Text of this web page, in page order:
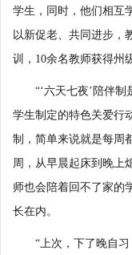
学生，同时，他们相互
以新促老、共同进步，
训，10余名教师获得州
“‘六天七夜’陪伴制
学生制定的特色关爱行
制，简单来说就是每周
周，从早晨起床到晚上
师也会陪着回不了家的
长在内。
“上次，下了晚自习